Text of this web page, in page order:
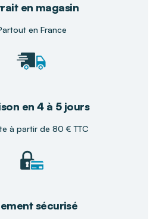
en magasin
en France
en 4 à 5 jours
à partir de 80 € TTC
sécurisé